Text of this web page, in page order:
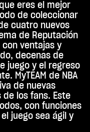
eres el mejor
de coleccionar
cuatro nuevos
de Reputación
con ventajas y
decenas de
juego y el regreso
MyTEAM de NBA
de nuevas
los fans. Este
con funciones
juego sea ágil y